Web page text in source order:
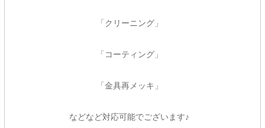
「クリーニング」
「コーティング」
「金具再メッキ」
などなど対応可能でございます♪